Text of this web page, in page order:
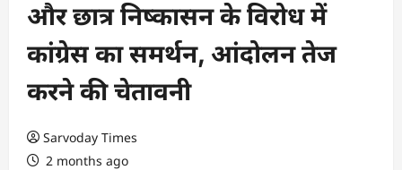
और छात्र निष्कासन के विरोध में
कांग्रेस का समर्थन, आंदोलन तेज
करने की चेतावनी
Sarvoday Times
2 months ago